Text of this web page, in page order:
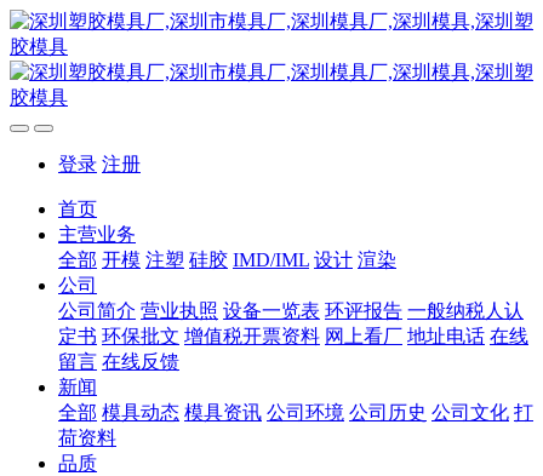
登录 注册
首页
主营业务
全部 开模 注塑 硅胶 IMD/IML 设计 渲染
公司
公司简介 营业执照 设备一览表 环评报告 一般纳税人认
定书 环保批文 增值税开票资料 网上看厂 地址电话 在线
留言 在线反馈
新闻
全部 模具动态 模具资讯 公司环境 公司历史 公司文化 打
荷资料
品质